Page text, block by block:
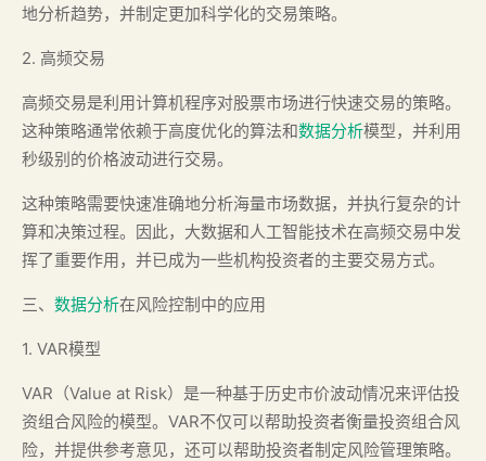
地分析趋势，并制定更加科学化的交易策略。
2. 高频交易
高频交易是利用计算机程序对股票市场进行快速交易的策略。
这种策略通常依赖于高度优化的算法和数据分析模型，并利用
秒级别的价格波动进行交易。
这种策略需要快速准确地分析海量市场数据，并执行复杂的计
算和决策过程。因此，大数据和人工智能技术在高频交易中发
挥了重要作用，并已成为一些机构投资者的主要交易方式。
三、 数据分析在风险控制中的应用
1. VAR模型
VAR（Value at Risk）是一种基于历史市价波动情况来评估投
资组合风险的模型。VAR不仅可以帮助投资者衡量投资组合风
险，并提供参考意见，还可以帮助投资者制定风险管理策略。